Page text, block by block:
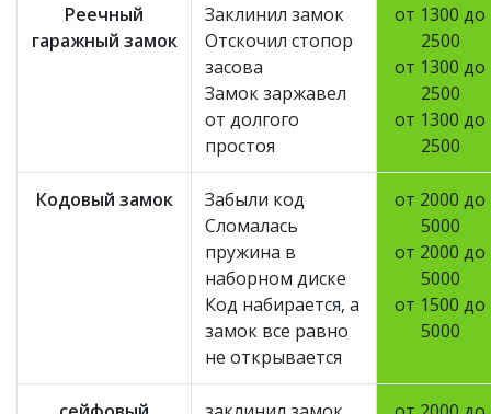
Реечный
гаражный замок
Заклинил замок
Отскочил стопор
засова
Замок заржавел
от долгого
простоя
от 1300 до
2500
от 1300 до
2500
от 1300 до
2500
Кодовый замок
Забыли код
Сломалась
пружина в
наборном диске
Код набирается, а
замок все равно
не открывается
от 2000 до
5000
от 2000 до
5000
от 1500 до
5000